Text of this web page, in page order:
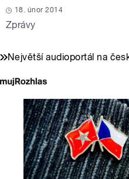
18. únor 2014
Zprávy
Největší audioportál na